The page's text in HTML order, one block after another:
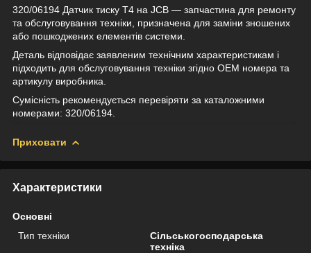
320/06194 Датчик тиску T4 на JCB — запчастина для ремонту
та обслуговування техніки, призначена для заміни зношених
або пошкоджених елементів системи.
Деталь відповідає заявленим технічним характеристикам і
підходить для обслуговування техніки згідно OEM номера та
артикулу виробника.
Сумісність рекомендується перевіряти за каталожними
номерами: 320/06194.
Приховати
Характеристики
Основні
Тип техніки
Сільськогосподарська
техніка